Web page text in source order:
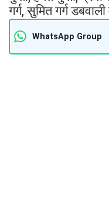
गर्ग, सुमित गर्ग
WhatsApp Group